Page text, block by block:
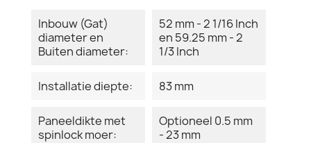
Inbouw (Gat)
diameter en
Buiten diameter:
52 mm - 2 1/16 Inch
en 59.25 mm - 2
1/3 Inch
Installatie diepte: 83 mm
Paneeldikte met
spinlock moer:
Optioneel 0.5 mm
- 23 mm